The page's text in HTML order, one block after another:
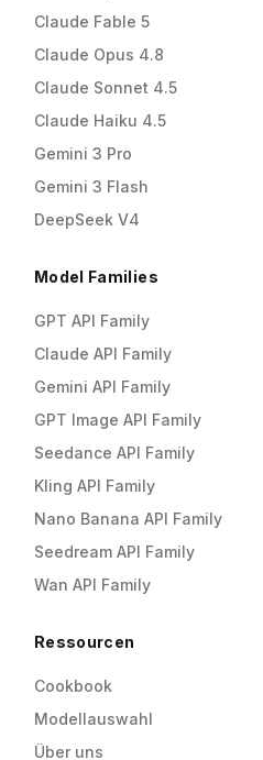
Claude Fable 5
Claude Opus 4.8
Claude Sonnet 4.5
Claude Haiku 4.5
Gemini 3 Pro
Gemini 3 Flash
DeepSeek V4
Model Families
GPT API Family
Claude API Family
Gemini API Family
GPT Image API Family
Seedance API Family
Kling API Family
Nano Banana API Family
Seedream API Family
Wan API Family
Ressourcen
Cookbook
Modellauswahl
Über uns